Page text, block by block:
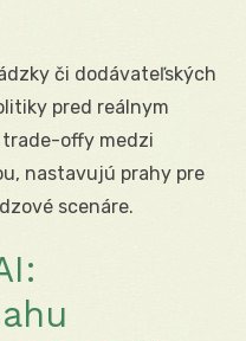
či dodávateľských
pred reálnym
trade-offy medzi
nastavujú prahy pre
scenáre.